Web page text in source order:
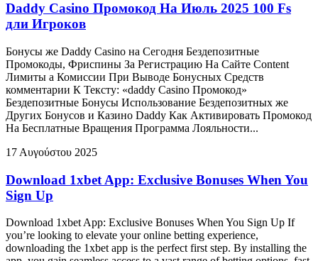
Daddy Casino Промокод На Июль 2025 100 Fs
дли Игроков
Бонусы же Daddy Casino на Сегодня Бездепозитные
Промокоды, Фриспины За Регистрацию На Сайте Content
Лимиты а Комиссии При Выводе Бонусных Средств
комментарии К Тексту: «daddy Casino Промокод»
Бездепозитные Бонусы Использование Бездепозитных же
Других Бонусов и Казино Daddy Как Активировать Промокод
На Бесплатные Вращения Программа Лояльности...
17 Αυγούστου 2025
Download 1xbet App: Exclusive Bonuses When You
Sign Up
Download 1xbet App: Exclusive Bonuses When You Sign Up If
you’re looking to elevate your online betting experience,
downloading the 1xbet app is the perfect first step. By installing the